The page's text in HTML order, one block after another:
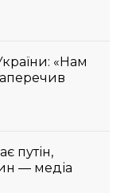
«Нам
путін,
— медіа